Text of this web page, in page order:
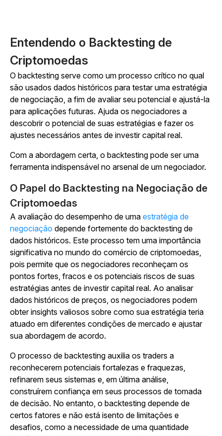
Entendendo o Backtesting de
Criptomoedas
O backtesting serve como um processo crítico no qual
são usados dados históricos para testar uma estratégia
de negociação, a fim de avaliar seu potencial e ajustá-la
para aplicações futuras. Ajuda os negociadores a
descobrir o potencial de suas estratégias e fazer os
ajustes necessários antes de investir capital real.
Com a abordagem certa, o backtesting pode ser uma
ferramenta indispensável no arsenal de um negociador.
O Papel do Backtesting na Negociação de
Criptomoedas
A avaliação do desempenho de uma estratégia de
negociação depende fortemente do backtesting de
dados históricos. Este processo tem uma importância
significativa no mundo do comércio de criptomoedas,
pois permite que os negociadores reconheçam os
pontos fortes, fracos e os potenciais riscos de suas
estratégias antes de investir capital real. Ao analisar
dados históricos de preços, os negociadores podem
obter insights valiosos sobre como sua estratégia teria
atuado em diferentes condições de mercado e ajustar
sua abordagem de acordo.
O processo de backtesting auxilia os traders a
reconhecerem potenciais fortalezas e fraquezas,
refinarem seus sistemas e, em última análise,
construírem confiança em seus processos de tomada
de decisão. No entanto, o backtesting depende de
certos fatores e não está isento de limitações e
desafios, como a necessidade de uma quantidade